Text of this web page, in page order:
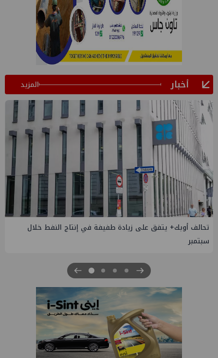
أخبار المزيد
إسدال الستار على النسخة الثانية من "منتدى مصر للطاقة
والصناعة 2026" بنجاح